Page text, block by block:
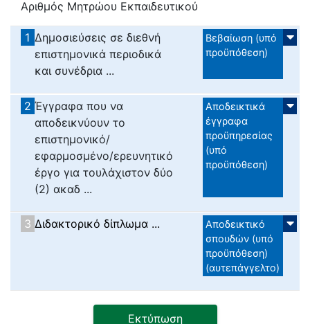
Αριθμός Μητρώου Εκπαιδευτικού
1 Δημοσιεύσεις σε διεθνή
επιστημονικά περιοδικά
και συνέδρια ...
Βεβαίωση (υπό
προϋπόθεση)
2 Έγγραφα που να
αποδεικνύουν το
επιστημονικό/
εφαρμοσμένο/ερευνητικό
έργο για τουλάχιστον δύο
(2) ακαδ ...
Αποδεικτικά
έγγραφα
προϋπηρεσίας
(υπό
προϋπόθεση)
3 Διδακτορικό δίπλωμα ...
Αποδεικτικό
σπουδών (υπό
προϋπόθεση)
(αυτεπάγγελτο)
Εκτύπωση